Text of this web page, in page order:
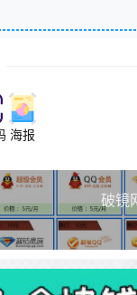
海报
破镜